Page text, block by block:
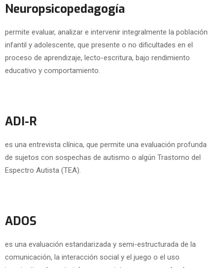
Neuropsicopedagogía
permite evaluar, analizar e intervenir integralmente la población
infantil y adolescente, que presente o no dificultades en el
proceso de aprendizaje, lecto-escritura, bajo rendimiento
educativo y comportamiento.
ADI-R
es una entrevista clínica, que permite una evaluación profunda
de sujetos con sospechas de autismo o algún Trastorno del
Espectro Autista (TEA).
ADOS
es una evaluación estandarizada y semi-estructurada de la
comunicación, la interacción social y el juego o el uso